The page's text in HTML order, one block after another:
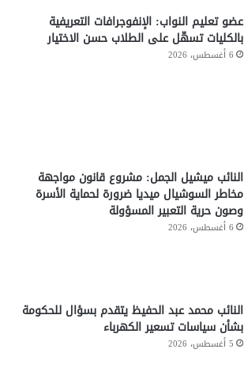
عضو تعليم النواب: الإنفوجرافات التعريفية
بالكليات تسهّل على الطلاب حسن الاختيار
6 أغسطس، 2026
النائب ميشيل الجمل: مشروع قانون مواجهة
مخاطر السوشيال ميديا ضرورة لحماية الأسرة
وصون حرية التعبير المسؤولة
6 أغسطس، 2026
النائب محمد عبد الحفيظ يتقدم بسؤال للحكومة
بشأن سياسات تسعير الكهرباء
5 أغسطس، 2026